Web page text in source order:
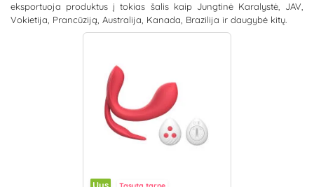
eksportuoja produktus į tokias šalis kaip Jungtinė Karalystė, JAV,
Vokietija, Prancūziją, Australija, Kanada, Brazilija ir daugybė kitų.